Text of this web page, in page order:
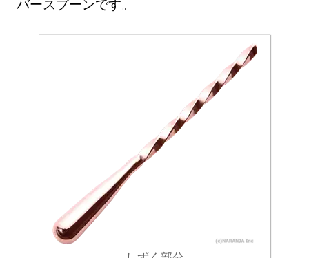
バースプーンです。